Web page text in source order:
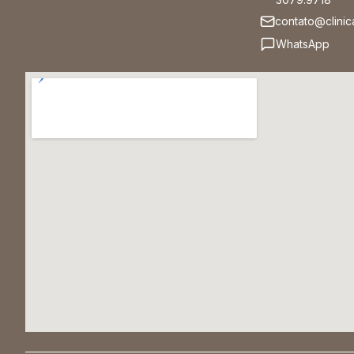
WhatsApp